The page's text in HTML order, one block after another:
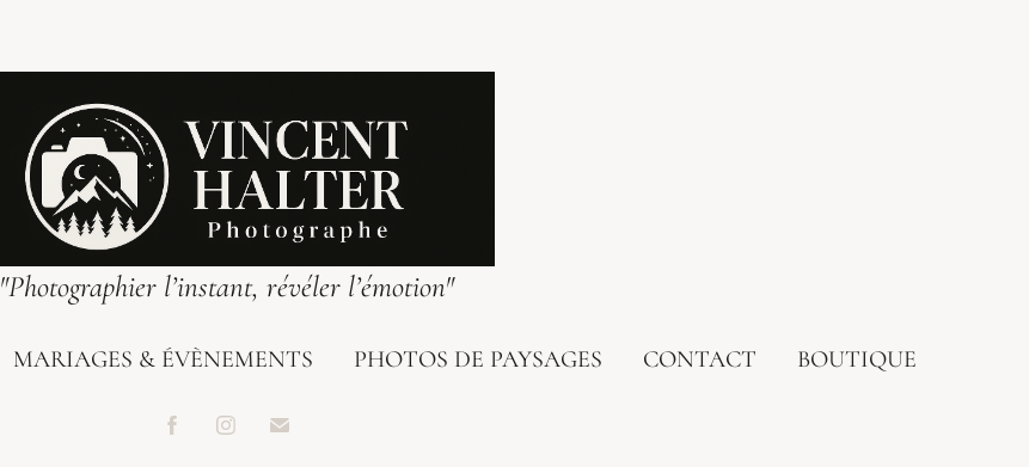
"Photographier l’instant, révéler l’émotion"
MARIAGES & ÉVÈNEMENTS PHOTOS DE PAYSAGES CONTACT BOUTIQUE